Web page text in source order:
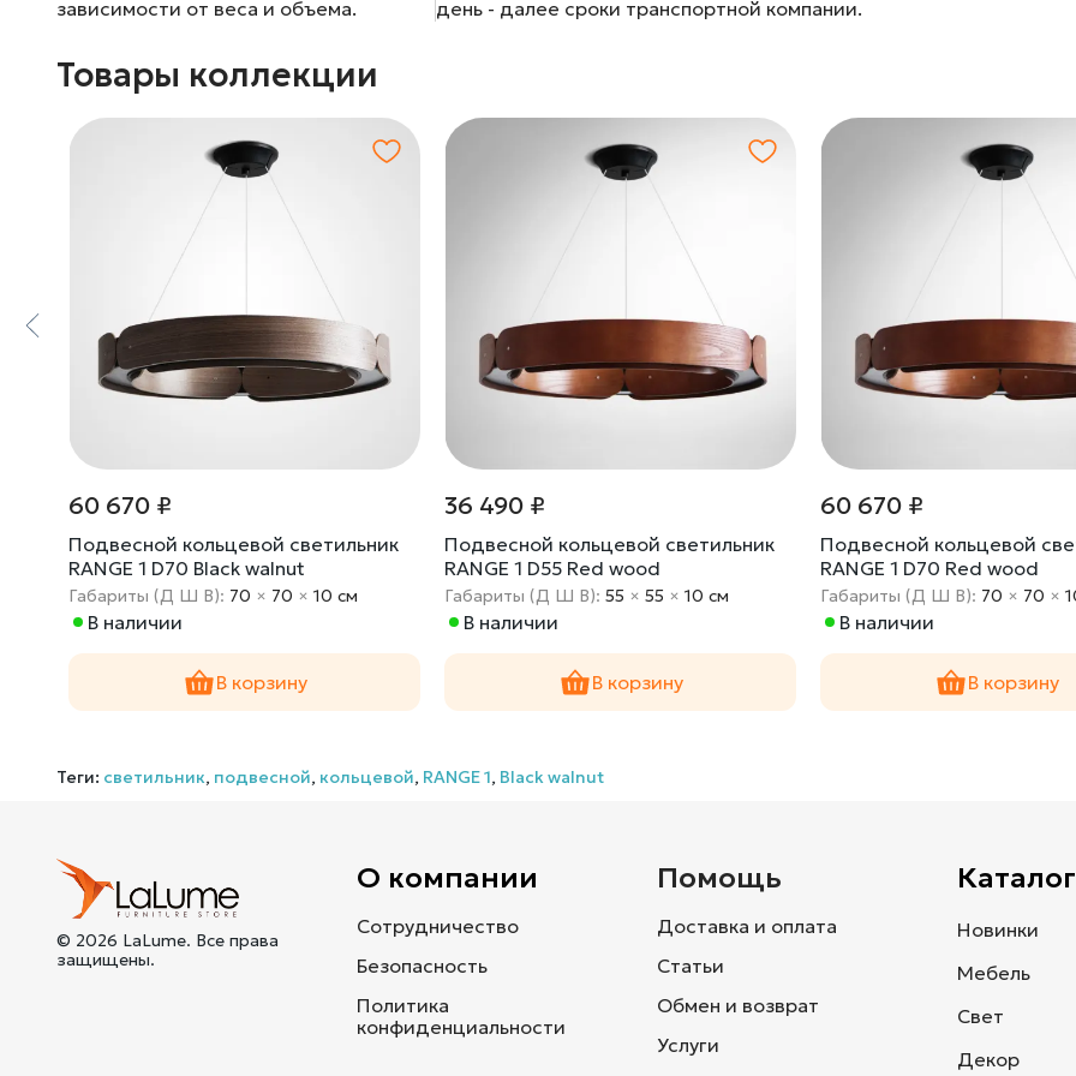
зависимости от веса и объема.
день - далее сроки транспортной компании.
Товары коллекции
60 670 ₽
Подвесной кольцевой светильник
RANGE 1 D70 Black walnut
Габариты (Д Ш В): 70 × 70 ×10 cм
В наличии
В корзину
36 490 ₽
Подвесной кольцевой светильник
RANGE 1 D55 Red wood
Габариты (Д Ш В):55 ×55 ×10 cм
В наличии
В корзину
60 670 ₽
Подвесной кольцевой
RANGE 1 D70 Red wood
Габариты (Д Ш В): 70 × 70 ×
В наличии
В корзину
Теги: светильник, подвесной, кольцевой, RANGE 1, Black walnut
© 2026 LaLume. Все права
защищены.
О компании
Сотрудничество
Безопасность
Политика
конфиденциальности
Помощь
Доставка и оплата
Статьи
Обмен и возврат
Услуги
Каталог
Новинки
Мебель
Свет
Декор